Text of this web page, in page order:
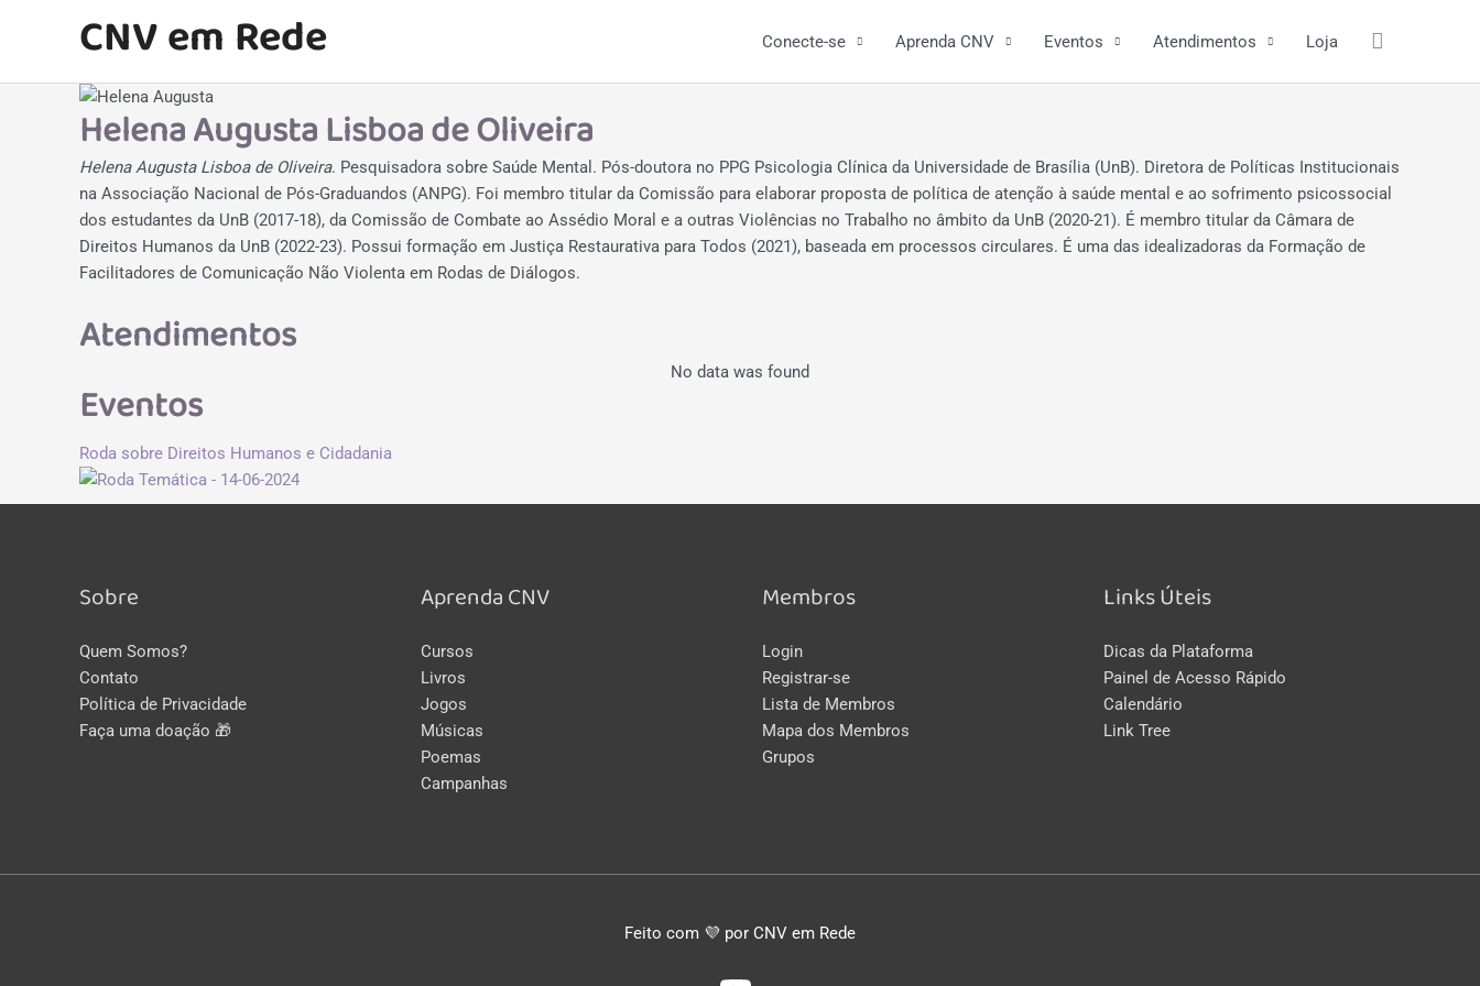
CNV em Rede Conecte-se Aprenda CNV Eventos Atendimentos Loja Pesquisar
Helena Augusta Lisboa de Oliveira
Helena Augusta Lisboa de Oliveira. Pesquisadora sobre Saúde Mental. Pós-doutora no PPG Psicologia Clínica da Universidade de Brasília (UnB). Diretora de Políticas Institucionais
na Associação Nacional de Pós-Graduandos (ANPG). Foi membro titular da Comissão para elaborar proposta de política de atenção à saúde mental e ao sofrimento psicossocial
dos estudantes da UnB (2017-18), da Comissão de Combate ao Assédio Moral e a outras Violências no Trabalho no âmbito da UnB (2020-21). É membro titular da Câmara de
Direitos Humanos da UnB (2022-23). Possui formação em Justiça Restaurativa para Todos (2021), baseada em processos circulares. É uma das idealizadoras da Formação de
Facilitadores de Comunicação Não Violenta em Rodas de Diálogos.
Atendimentos
No data was found
Eventos
Roda sobre Direitos Humanos e Cidadania
Sobre
Quem Somos?
Contato
Política de Privacidade
Faça uma doação 🎁
Aprenda CNV
Cursos
Livros
Jogos
Músicas
Poemas
Campanhas
Membros
Login
Registrar-se
Lista de Membros
Mapa dos Membros
Grupos
Links Úteis
Dicas da Plataforma
Painel de Acesso Rápido
Calendário
Link Tree
Feito com 💜 por CNV em Rede